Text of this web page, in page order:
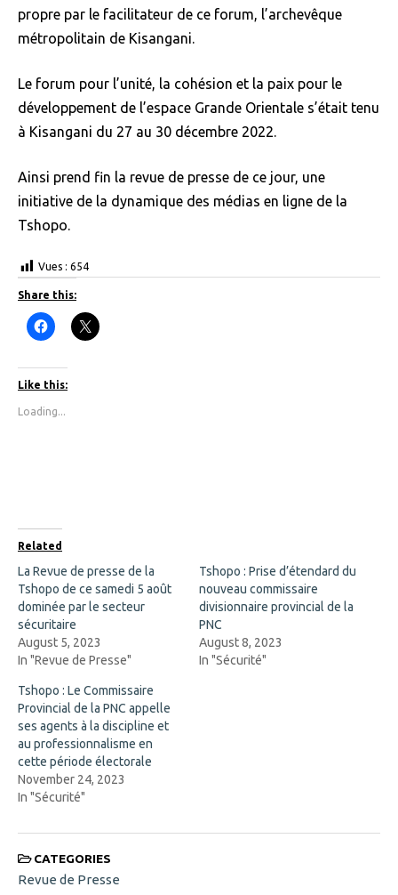
propre par le facilitateur de ce forum, l’archevêque
métropolitain de Kisangani.
Le forum pour l’unité, la cohésion et la paix pour le
développement de l’espace Grande Orientale s’était tenu
à Kisangani du 27 au 30 décembre 2022.
Ainsi prend fin la revue de presse de ce jour, une
initiative de la dynamique des médias en ligne de la
Tshopo.
Vues : 654
Share this:
C
l
k
t
o
h
b
o
o
k
(
O
p
e
n
s
i
n
w
w
i
n
d
o
w
)
C
l
i
n
n
e
w
i
n
d
)
Like this:
Loading...
Related
La Revue de presse de la
Tshopo de ce samedi 5 août
dominée par le secteur
sécuritaire
August 5, 2023
In "Revue de Presse"
Tshopo : Prise d’étendard du
nouveau commissaire
divisionnaire provincial de la
PNC
August 8, 2023
In "Sécurité"
Tshopo : Le Commissaire
Provincial de la PNC appelle
ses agents à la discipline et
au professionnalisme en
cette période électorale
November 24, 2023
In "Sécurité"
CATEGORIES
Revue de Presse